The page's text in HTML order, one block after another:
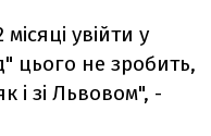
увійти у
цього не зробить,
і зі Львовом", -